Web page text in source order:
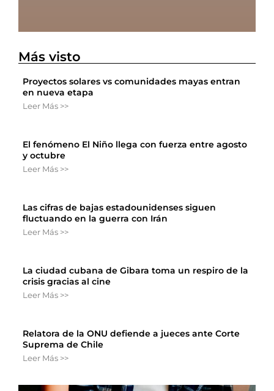
Más visto
Proyectos solares vs comunidades mayas entran
en nueva etapa
Leer Más >>
El fenómeno El Niño llega con fuerza entre agosto
y octubre
Leer Más >>
Las cifras de bajas estadounidenses siguen
fluctuando en la guerra con Irán
Leer Más >>
La ciudad cubana de Gibara toma un respiro de la
crisis gracias al cine
Leer Más >>
Relatora de la ONU defiende a jueces ante Corte
Suprema de Chile
Leer Más >>